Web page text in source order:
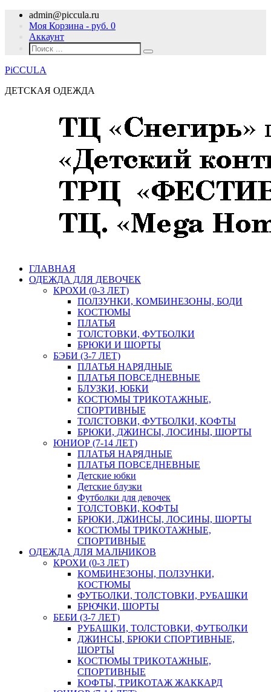
admin@piccula.ru
Моя Корзина - руб. 0
Аккаунт
PiCCULA
ДЕТСКАЯ ОДЕЖДА
ГЛАВНАЯ
ОДЕЖДА ДЛЯ ДЕВОЧЕК
КРОХИ (0-3 ЛЕТ)
ПОЛЗУНКИ, КОМБИНЕЗОНЫ, БОДИ
КОСТЮМЫ
ПЛАТЬЯ
ТОЛСТОВКИ, ФУТБОЛКИ
БРЮКИ И ШОРТЫ
БЭБИ (3-7 ЛЕТ)
ПЛАТЬЯ НАРЯДНЫЕ
ПЛАТЬЯ ПОВСЕДНЕВНЫЕ
БЛУЗКИ, ЮБКИ
КОСТЮМЫ ТРИКОТАЖНЫЕ,
СПОРТИВНЫЕ
ТОЛСТОВКИ, ФУТБОЛКИ, КОФТЫ
БРЮКИ, ДЖИНСЫ, ЛОСИНЫ, ШОРТЫ
ЮНИОР (7-14 ЛЕТ)
ПЛАТЬЯ НАРЯДНЫЕ
ПЛАТЬЯ ПОВСЕДНЕВНЫЕ
Детские юбки
Детские блузки
Футболки для девочек
ТОЛСТОВКИ, КОФТЫ
БРЮКИ, ДЖИНСЫ, ЛОСИНЫ, ШОРТЫ
КОСТЮМЫ ТРИКОТАЖНЫЕ,
СПОРТИВНЫЕ
ОДЕЖДА ДЛЯ МАЛЬЧИКОВ
КРОХИ (0-3 ЛЕТ)
КОМБИНЕЗОНЫ, ПОЛЗУНКИ,
КОСТЮМЫ
ФУТБОЛКИ, ТОЛСТОВКИ, РУБАШКИ
БРЮЧКИ, ШОРТЫ
БЕБИ (3-7 ЛЕТ)
РУБАШКИ, ТОЛСТОВКИ, ФУТБОЛКИ
ДЖИНСЫ, БРЮКИ СПОРТИВНЫЕ,
ШОРТЫ
КОСТЮМЫ ТРИКОТАЖНЫЕ,
СПОРТИВНЫЕ
КОФТЫ, ТРИКОТАЖ ЖАККАРД